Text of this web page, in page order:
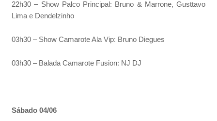
22h30 – Show Palco Principal: Bruno & Marrone, Gusttavo
Lima e Dendelzinho
03h30 – Show Camarote Ala Vip: Bruno Diegues
03h30 – Balada Camarote Fusion: NJ DJ
Sábado 04/06